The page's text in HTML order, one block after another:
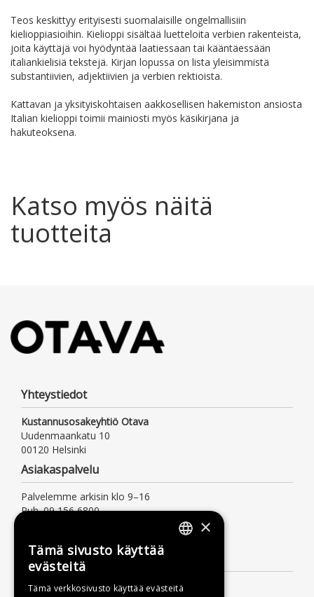
Teos keskittyy erityisesti suomalaisille ongelmallisiin
kielioppiasioihin. Kielioppi sisältää luetteloita verbien rakenteista,
joita käyttäjä voi hyödyntää laatiessaan tai kääntäessään
italiankielisiä tekstejä. Kirjan lopussa on lista yleisimmistä
substantiivien, adjektiivien ja verbien rektioista.
Kattavan ja yksityiskohtaisen aakkosellisen hakemiston ansiosta
Italian kielioppi toimii mainiosti myös käsikirjana ja
hakuteoksena.
Katso myös näitä
tuotteita
Yhteystiedot
Kustannusosakeyhtiö Otava
Uudenmaankatu 10
00120 Helsinki
Asiakaspalvelu
Palvelemme arkisin klo 9–16
Puh. 09 156 6800
Lisätietoa
Toimitusehdot
×
Tämä sivusto käyttää
evästeitä
Tämä verkkosivusto käyttää evästeitä